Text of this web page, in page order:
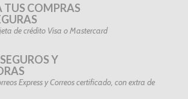
TUS COMPRAS
de crédito Visa o Mastercard
Y
Express y Correos certificado, con extra de